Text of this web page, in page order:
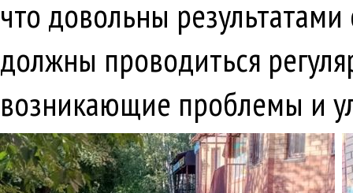
что довольны
должны проводиться
возникающие проблемы и